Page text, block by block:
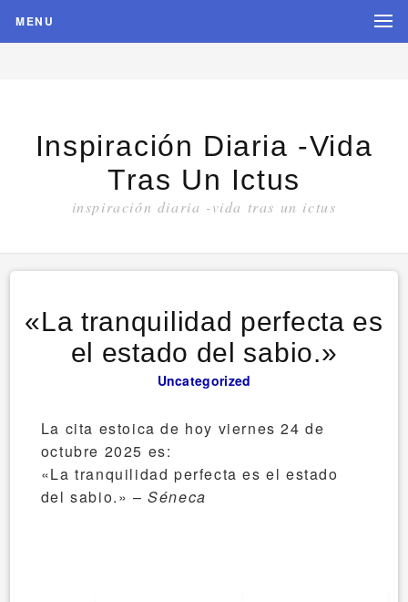
MENU
Inspiración Diaria -vida
Tras Un Ictus
inspiración diaria -vida tras un ictus
«La tranquilidad perfecta es
el estado del sabio.»
Uncategorized
La cita estoica de hoy viernes 24 de
octubre 2025 es:
«La tranquilidad perfecta es el estado
del sabio.» –Séneca